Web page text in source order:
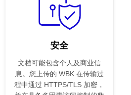
安全
文档可能包含个人及商业信
息。您上传的 WBK 在传输过
程中通过 HTTPS/TLS 加密，